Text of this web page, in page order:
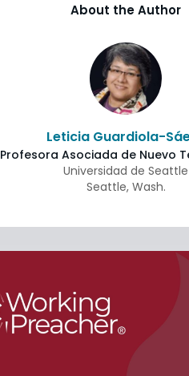
About the Author
Leticia Guardiola-
Profesora Asociada de Nuevo
Universidad de Seattle
Seattle, Wash.